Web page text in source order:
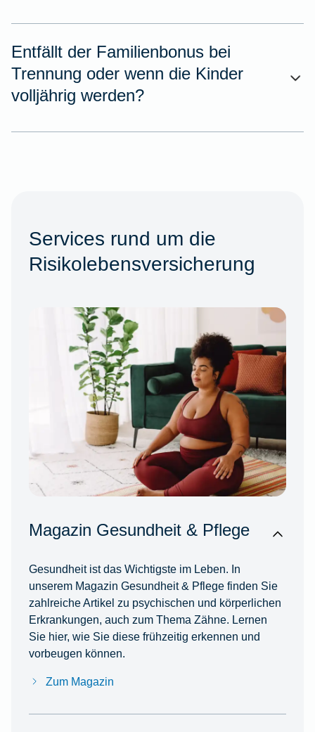
Entfällt der Familienbonus bei
Trennung oder wenn die Kinder
volljährig werden?
Services rund um die
Risikolebensversicherung
Magazin Gesundheit & Pflege
Gesundheit ist das Wichtigste im Leben. In
unserem Magazin Gesundheit & Pflege finden Sie
zahlreiche Artikel zu psychischen und körperlichen
Erkrankungen, auch zum Thema Zähne. Lernen
Sie hier, wie Sie diese frühzeitig erkennen und
vorbeugen können.
Zum Magazin